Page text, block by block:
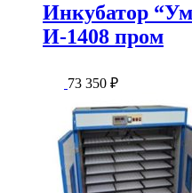
Инкубатор
И-1408 пром
73 350 ₽